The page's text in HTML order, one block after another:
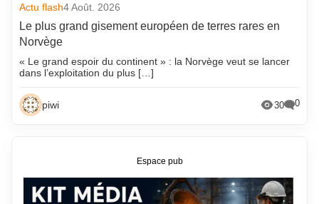
Actu flash4 Août. 2026
Le plus grand gisement européen de terres rares en
Norvège
« Le grand espoir du continent » : la Norvège veut se lancer
dans l’exploitation du plus […]
piwi 30 0
Espace pub